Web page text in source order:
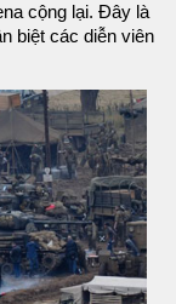
cộng lại. Đây là
biệt các diễn viên